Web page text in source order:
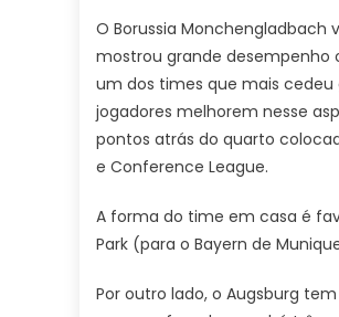
O Borussia Monchengladbach
mostrou grande desempenho
um dos times que mais cedeu
jogadores melhorem nesse
pontos atrás do quarto
e Conference League.
A forma do time em casa é
Park (para o Bayern de
Por outro lado, o Augsburg